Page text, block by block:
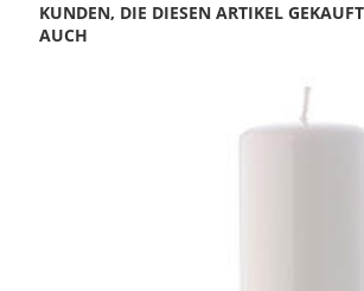
KUNDEN, DIE DIESEN ARTIKEL
AUCH